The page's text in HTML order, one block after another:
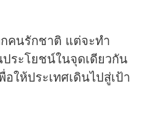
คนรักชาติ แต่จะทำ
ระโยชน์ในจุดเดียวกัน
ให้ประเทศเดินไปสู่เป้า